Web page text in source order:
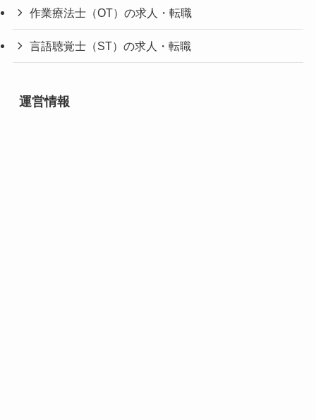
作業療法士（OT）の求人・転職
言語聴覚士（ST）の求人・転職
運営情報